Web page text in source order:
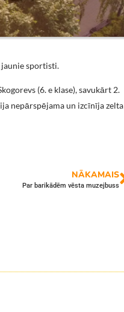
jaunie sportisti.
(6. e klase), savukārt 2.
nepārspējama un izcīnīja zelta
NĀKAMAIS
Par barikādēm vēsta muzejbuss